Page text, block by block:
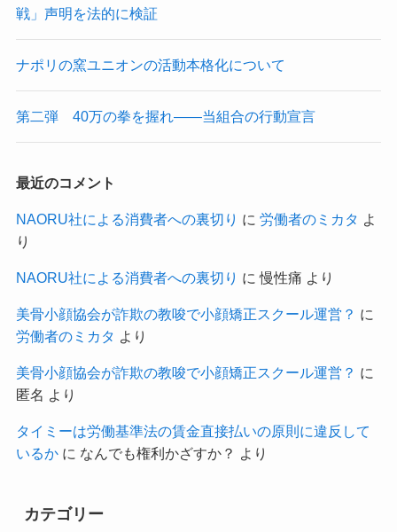
戦」声明を法的に検証
ナポリの窯ユニオンの活動本格化について
第二弾 40万の拳を握れ——当組合の行動宣言
最近のコメント
NAORU社による消費者への裏切り に 労働者のミカタ よ
り
NAORU社による消費者への裏切り に慢性痛 より
美骨小顔協会が詐欺の教唆で小顔矯正スクール運営？ に
労働者のミカタ より
美骨小顔協会が詐欺の教唆で小顔矯正スクール運営？ に
匿名 より
タイミーは労働基準法の賃金直接払いの原則に違反して
いるかに なんでも権利かざすか？ より
カテゴリー